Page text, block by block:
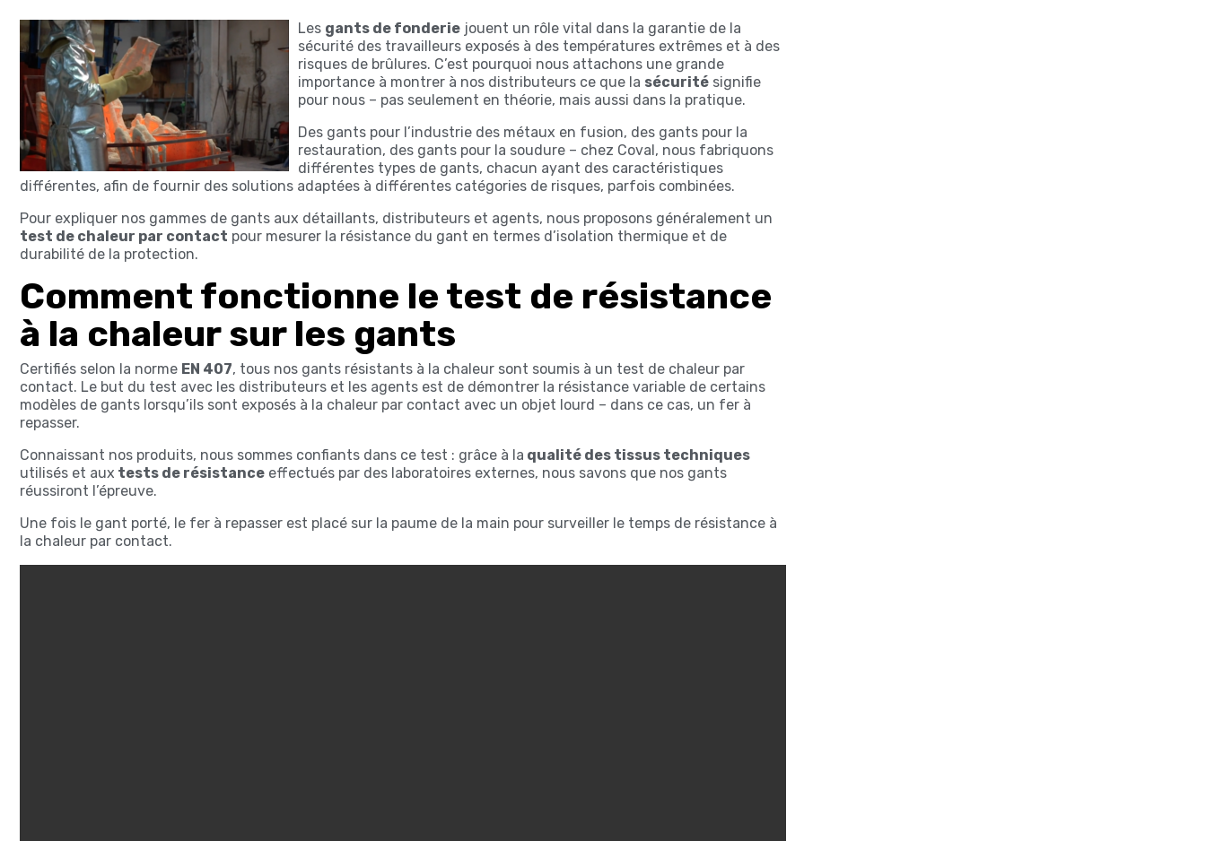
Les gants de fonderie jouent un rôle vital dans la garantie de la
sécurité des travailleurs exposés à des températures extrêmes et à des
risques de brûlures. C’est pourquoi nous attachons une grande
importance à montrer à nos distributeurs ce que la sécurité signifie
pour nous – pas seulement en théorie, mais aussi dans la pratique.
Des gants pour l’industrie des métaux en fusion, des gants pour la
restauration, des gants pour la soudure – chez Coval, nous fabriquons
différentes types de gants, chacun ayant des caractéristiques
différentes, afin de fournir des solutions adaptées à différentes catégories de risques, parfois combinées.
Pour expliquer nos gammes de gants aux détaillants, distributeurs et agents, nous proposons généralement un
test de chaleur par contact pour mesurer la résistance du gant en termes d’isolation thermique et de
durabilité de la protection.
Comment fonctionne le test de résistance
à la chaleur sur les gants
Certifiés selon la norme EN 407, tous nos gants résistants à la chaleur sont soumis à un test de chaleur par
contact. Le but du test avec les distributeurs et les agents est de démontrer la résistance variable de certains
modèles de gants lorsqu’ils sont exposés à la chaleur par contact avec un objet lourd – dans ce cas, un fer à
repasser.
Connaissant nos produits, nous sommes confiants dans ce test : grâce à la qualité des tissus techniques
utilisés et aux tests de résistance effectués par des laboratoires externes, nous savons que nos gants
réussiront l’épreuve.
Une fois le gant porté, le fer à repasser est placé sur la paume de la main pour surveiller le temps de résistance à
la chaleur par contact.